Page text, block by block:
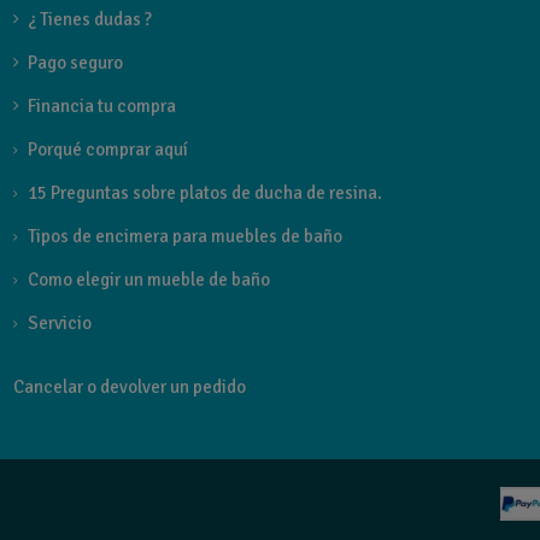
¿ Tienes dudas ?
Pago seguro
Financia tu compra
Porqué comprar aquí
15 Preguntas sobre platos de ducha de resina.
Tipos de encimera para muebles de baño
Como elegir un mueble de baño
Servicio
Cancelar o devolver un pedido